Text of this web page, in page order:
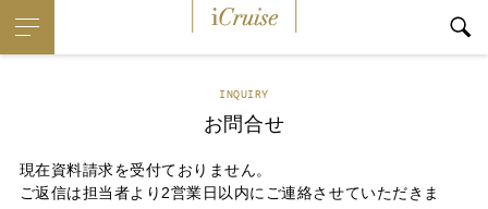
INQUIRY
お問合せ
現在資料請求を受付ておりません。
ご返信は担当者より2営業日以内にご連絡させていただきま